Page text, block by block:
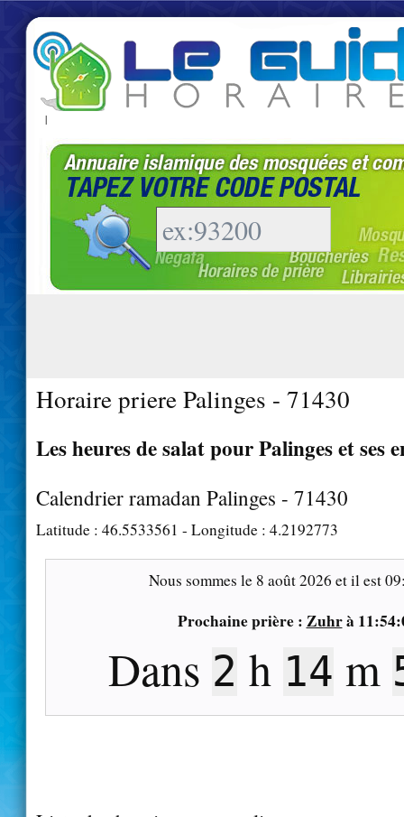
|
Horaire priere Palinges - 71430
Les heures de salat pour Palinges et ses
Calendrier ramadan Palinges - 71430
Latitude : 46.5533561 - Longitude : 4.2192773
Nous sommes le 8 août 2026 et il est
Prochaine prière : Zuhrà
Dans 2 h 14 m